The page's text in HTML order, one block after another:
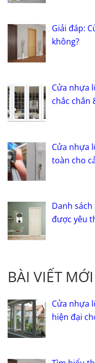
Giải đáp:
không?
Cửa nhựa
chắc chắn
Cửa nhựa
toàn cho
Danh
được yêu
BÀI VIẾT
Cửa nhựa
hiện đại